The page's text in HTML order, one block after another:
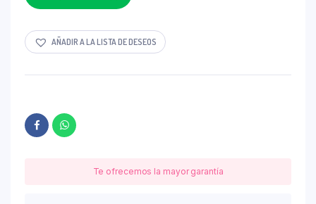
AÑADIR A LA LISTA DE DESEOS
Te ofrecemos la mayor garantía